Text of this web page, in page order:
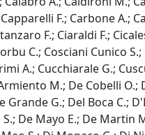
F.; Carbone A.;
F.; Ciaraldi F.;
C.; Cosciani Cunico S.;
A.; Cucchiarale G.;
M.; De Cobelli O.;
Grande G.; Del Boca C.;
S.; De Mayo E.; De Martin